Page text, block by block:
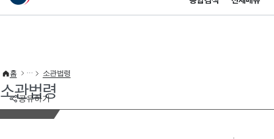
이 누리집은 대한민국 공식 전자정부 누리집입니다.
공유하기
홈 소관법령
소관법령